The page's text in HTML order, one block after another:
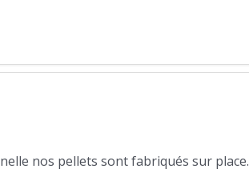
nos pellets sont fabriqués sur place.